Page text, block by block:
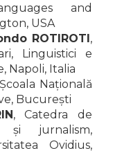
and
USA
ROTIROTI,
Linguistici e
Napoli, Italia
Națională
București
, Catedra de
și jurnalism,
Ovidius,